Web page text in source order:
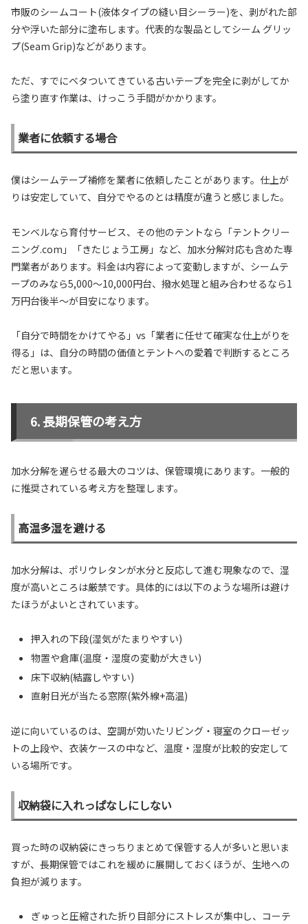
市販のシームコート(液体タイプの縫い目シーラー)を、剥がれた部
分や浮いた部分に塗布します。代表的な製品としてシーム グリッ
プ(Seam Grip)などがあります。
ただ、すでにベタついてきている古いテープを完全に剥がしてか
ら塗り直す作業は、けっこう手間がかかります。
業者に依頼する場合
僕はシームテープ補修を業者に依頼したことがあります。仕上が
りは安定していて、自分でやるのとは精度が違うと感じました。
モンベルなら育付サービス、その他のテントなら「テントクリー
ニング.com」「きたじょう工房」など、加水分解対応も含めた専
門業者があります。料金は内容によって変動しますが、シームテ
ープのみなら5,000〜10,000円台、撥水処理と組み合わせるなら1
万円台後半〜が目安になります。
「自分で時間をかけてやる」vs「業者に任せて確実な仕上がりを
得る」は、自分の時間の価値とテントへの愛着で判断するところ
だと思います。
長期保管の考え方
加水分解を遅らせる最大のコツは、保管環境にあります。一般的
に推奨されている考え方を整理します。
高温多湿を避ける
加水分解は、ポリウレタンが水分と反応して進む現象なので、湿
度が高いところは厳禁です。具体的には以下のような場所は避け
たほうがよいとされています。
押入れの下段(湿気がたまりやすい)
物置や倉庫(温度・湿度の変動が大きい)
床下収納(結露しやすい)
直射日光が当たる窓際(紫外線+高温)
逆に向いているのは、空調が効いたリビング・寝室のクローゼッ
トの上段や、衣装ケースの中など、温度・湿度が比較的安定して
いる場所です。
収納袋に入れっぱなしにしない
買った時の収納袋にきっちりまとめて保管する人が多いと思いま
すが、長期保管ではこれを緩めに展開しておくほうが、生地への
負担が減ります。
ぎゅっと圧縮された折り目部分にストレスが集中し、コーテ